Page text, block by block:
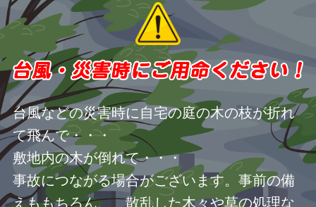
台風などの災害時に自宅の庭の木の枝が折れ
て飛んで・・・
敷地内の木が倒れて・・・
事故につながる場合がございます。事前の備
えももちろん、 散乱した木々や草の処理な